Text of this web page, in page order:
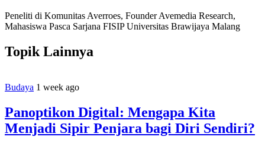
Peneliti di Komunitas Averroes, Founder Avemedia Research,
Mahasiswa Pasca Sarjana FISIP Universitas Brawijaya Malang
Topik Lainnya
Budaya 1 week ago
Panoptikon Digital: Mengapa Kita
Menjadi Sipir Penjara bagi Diri Sendiri?